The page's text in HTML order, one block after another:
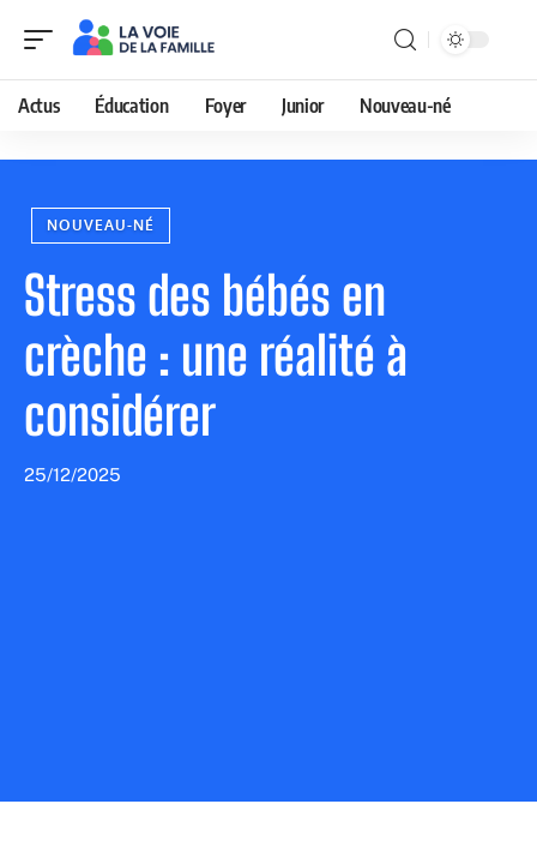
Actus Éducation Foyer Junior Nouveau-né
NOUVEAU-NÉ
Stress des bébés en
crèche : une réalité à
considérer
25/12/2025